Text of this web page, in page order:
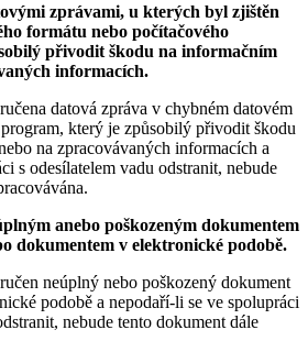
zprávami, u kterých byl zjištěn
formátu nebo počítačového
přivodit škodu na informačním
informacích.
datová zpráva v chybném datovém
který je způsobilý přivodit škodu
na zpracovávaných informacích a
s odesílatelem vadu odstranit, nebude
anebo poškozeným dokumentem
dokumentem v elektronické podobě.
neúplný nebo poškozený dokument
podobě a nepodaří-li se ve spolupráci
nebude tento dokument dále